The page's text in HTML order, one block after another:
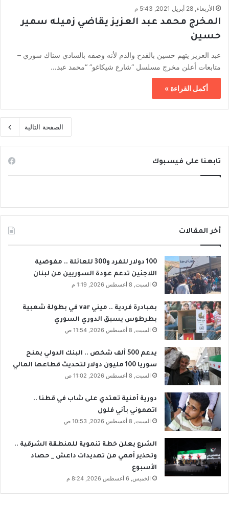
الأربعاء, 28 أبريل 2021, 5:43 م
المخرج محمد عبد العزيز يقاضي زميله سمير
حسين
عبد العزيز يتهم حسين بالقدح والذم لأنه وصفه بالسادي سناك سوري –
متابعات أعلن مخرج مسلسل “شارع شيكاغو” “محمد عبد…
أكمل القراءة »
الصفحة التالية
تابعنا على فيسبوك
أخر المقالات
100 دولار للفرد و300 للعائلة .. مفوضية
اللاجئين تدعم عودة السوريين من لبنان
السبت, 8 أغسطس 2026, 1:19 م
بمبادرة فردية .. ميني var في بطولة شعبية
بطرطوس يسبق الدوري السوري
السبت, 8 أغسطس 2026, 11:54 ص
يدعم 500 ألف شخص .. البنك الدولي يمنح
سوريا 100 مليون دولار لتحديث قطاعها المالي
السبت, 8 أغسطس 2026, 11:02 ص
دورية أمنية تعتدي على شاب في قطنا ..
اتهموني بأني فلول
السبت, 8 أغسطس 2026, 10:53 ص
الشرع يعلن خطة تنموية للمنطقة الشرقية ..
وتحذير أممي من تهديدات داعش _ حصاد
الأسبوع
الخميس, 6 أغسطس 2026, 8:24 م